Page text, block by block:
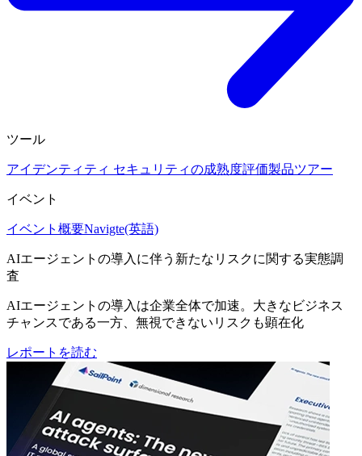
ツール
アイデンティティ セキュリティの成熟度評価製品ツアー
イベント
イベント概要Navigte(英語)
AIエージェントの導入に伴う新たなリスクに関する実態調
査
AIエージェントの導入は企業全体で加速。大きなビジネス
チャンスである一方、無視できないリスクも顕在化
レポートを読む